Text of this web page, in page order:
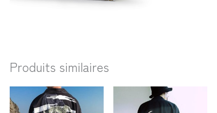
Produits similaires